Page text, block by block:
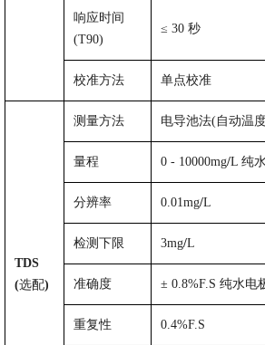
响应时间
(T90)
≤ 30 秒
校准方法 单点校准
TDS
(选配)
测量方法 电导池法(自动温
量程 0- 10000mg/L 纯
分辨率 0.01mg/L
检测下限 3mg/L
准确度 ± 0.8%F.S 纯水电
重复性 0.4%F.S